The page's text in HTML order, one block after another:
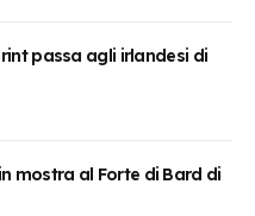
passa agli irlandesi di
mostra al Forte di Bard di